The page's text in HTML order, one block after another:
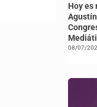
Hoy es
08/07/